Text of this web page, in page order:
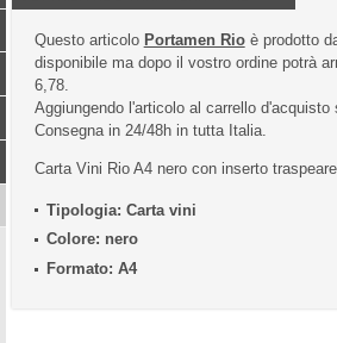
Questo articolo Portamen Rioè prodotto
disponibile ma dopo il vostro ordine potrà
6,78.
Aggiungendo l'articolo al carrello
Consegna in 24/48h in tutta Italia.
Carta Vini Rio A4 nero con inserto
Tipologia: Carta vini
Colore: nero
Formato: A4